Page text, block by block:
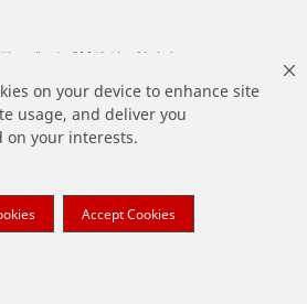
on your device to enhance site
usage, and deliver you
on your interests.
Accept Cookies
브랜드는 3M의 상표입니다.